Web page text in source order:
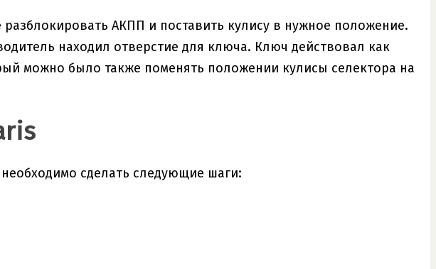
АКПП и поставить кулису в нужное положение.
находил отверстие для ключа. Ключ действовал как
можно было также поменять положении кулисы селектора на
сделать следующие шаги: